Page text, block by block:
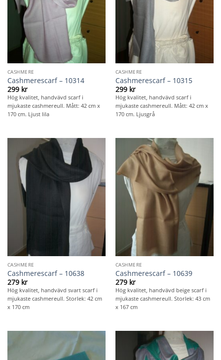
CASHMERE
Cashmerescarf – 10314
299 kr
Hög kvalitet, handvävd scarf i
mjukaste cashmereull. Mått: 42 cm x
170 cm. Ljust lila
CASHMERE
Cashmerescarf – 10315
299 kr
Hög kvalitet, handvävd scarf i
mjukaste cashmereull. Mått: 42 cm x
170 cm. Ljusgrå
CASHMERE
Cashmerescarf – 10638
279 kr
Hög kvalitet, handvävd svart scarf i
mjukaste cashmereull. Storlek: 42 cm
x 170 cm
CASHMERE
Cashmerescarf – 10639
279 kr
Hög kvalitet, handvävd beige scarf i
mjukaste cashmereull. Storlek: 43 cm
x 167 cm